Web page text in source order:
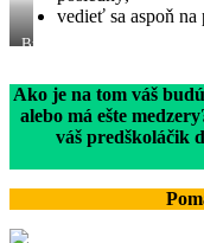
vedieť sa aspoň na
Budúci
predškolskej
príprave
Ako je na tom váš
alebo má ešte
váš predškoláčik